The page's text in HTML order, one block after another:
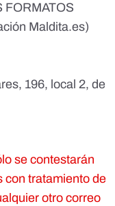
FORMATOS
Maldita.es)
196, local 2, de
se contestarán
con tratamiento de
otro correo